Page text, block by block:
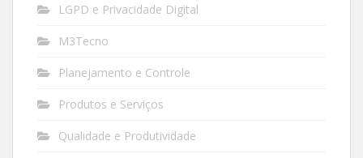
LGPD e Privacidade Digital
M3Tecno
Planejamento e Controle
Produtos e Serviços
Qualidade e Produtividade